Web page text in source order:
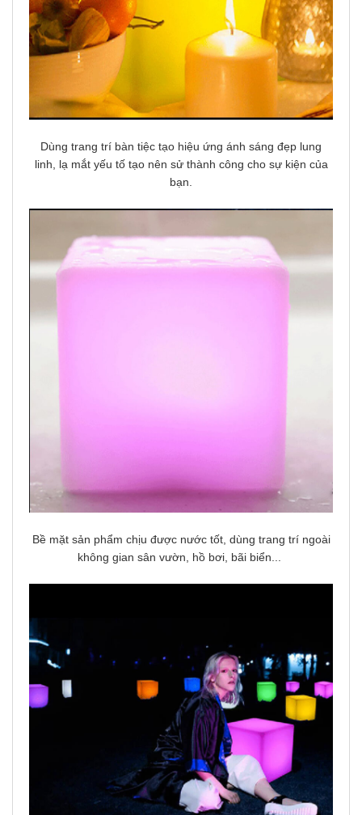
Dùng trang trí bàn tiệc tạo hiệu ứng ánh sáng đẹp lung
linh, lạ mắt yếu tố tạo nên sử thành công cho sự kiện của
bạn.
Bề mặt sản phẩm chịu được nước tốt, dùng trang trí ngoài
không gian sân vườn, hồ bơi, bãi biển...